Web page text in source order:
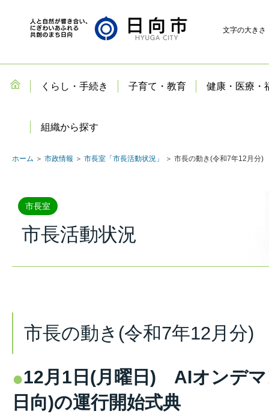
文字の大きさ
くらし・手続き 子育て・教育 健康・医療・
組織から探す
ホーム ＞ 市政情報 ＞ 市長室「市長活動状況」 ＞ 市長の動き(令和7年12月分)
市長室
市長活動状況
市長の動き(令和7年12月分)
12月1日(月曜日) AIオンデ
日向)の運行開始式典